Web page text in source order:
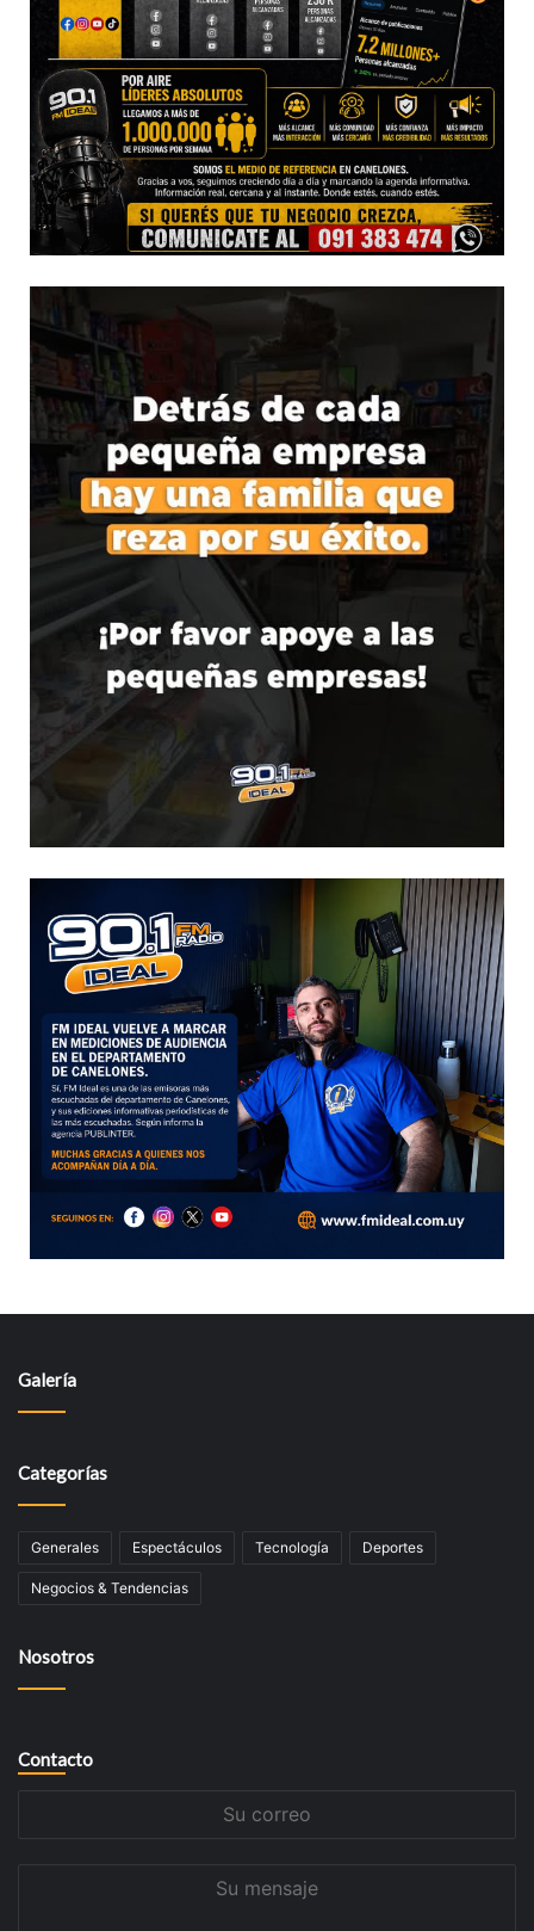
Galería
Categorías
Generales Espectáculos Tecnologí­a Deportes
Negocios & Tendencias
Nosotros
Contacto